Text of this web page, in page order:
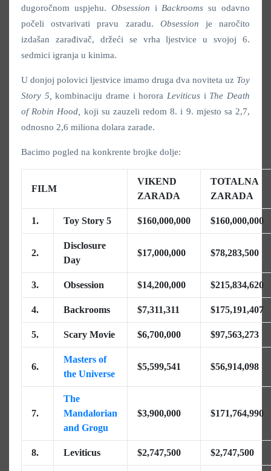
dugoročnom uspjehu. Obsession i Backroomssu odavno
počeli ostvarivati pravu zaradu. Obsession je naročito
izdašan zarađivač, držeći se vrha ljestvice u svojoj 6.
sedmici igranja u kinima.
U donjoj polovici ljestvice imamo druga dva noviteta uz Toy
Story 5,
kombinaciju drame i horora Leviticus i The Death
of Robin Hood, koji su zauzeli redom 8. i 9. mjesto sa 2,7,
odnosno 2,6 miliona dolara zarade.
Bacimo pogled na konkrente brojke dolje:
FILM
VIKEND
ZARADA
TOTALNA
ZARADA
1. Toy Story 5 $160,000,000 $160,000,000
2.
Disclosure
Day
$17,000,000 $78,283,500
3. Obsession $14,200,000 $215,834,620
4. Backrooms $7,311,311 $175,191,407
5. Scary Movie $6,700,000 $97,563,273
6.
Masters of
the Universe
$5,599,541 $56,914,098
7.
The
Mandalorian
and Grogu
$3,900,000 $171,764,990
8. Leviticus $2,747,500 $2,747,500